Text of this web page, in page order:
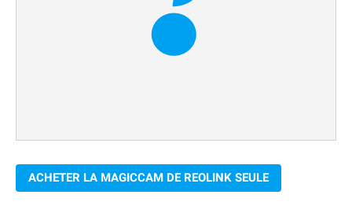
ACHETER LA MAGICCAM DE REOLINK SEULE